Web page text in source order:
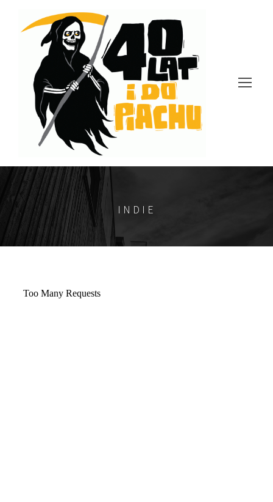
INDIE